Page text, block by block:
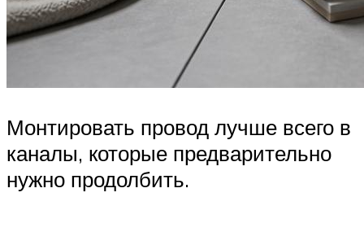
Монтировать провод лучше всего в
каналы, которые предварительно
нужно продолбить.